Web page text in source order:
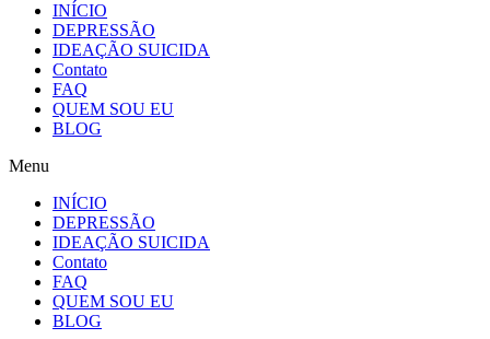
INÍCIO
DEPRESSÃO
IDEAÇÃO SUICIDA
Contato
FAQ
QUEM SOU EU
BLOG
Menu
INÍCIO
DEPRESSÃO
IDEAÇÃO SUICIDA
Contato
FAQ
QUEM SOU EU
BLOG